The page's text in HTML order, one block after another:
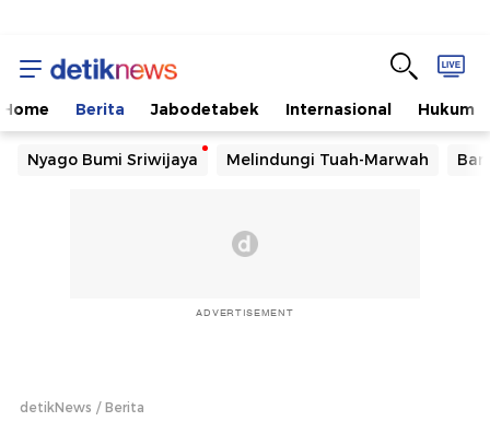
Home Berita Jabodetabek Internasional Hukum
Nyago Bumi Sriwijaya Melindungi Tuah-Marwah
ADVERTISEMENT
detikNews Berita